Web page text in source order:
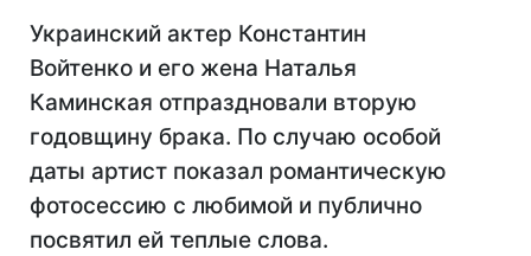
Украинский актер Константин
Войтенко и его жена Наталья
Каминская отпраздновали вторую
годовщину брака. По случаю особой
даты артист показал романтическую
фотосессию с любимой и публично
посвятил ей теплые слова.